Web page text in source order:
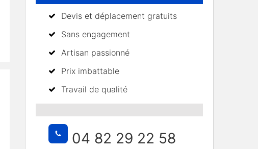
Devis et déplacement gratuits
Sans engagement
Artisan passionné
Prix imbattable
Travail de qualité
04 82 29 22 58